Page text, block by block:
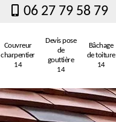
06 27 79 58 79
Couvreur
charpentier
14
Devis pose
de
gouttière
14
Bâchage
de toiture
14